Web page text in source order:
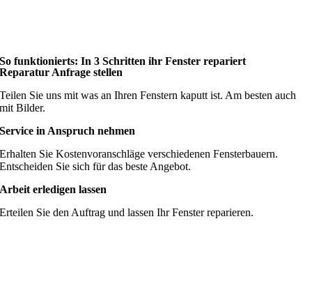
So funktionierts: In 3 Schritten ihr Fenster repariert
Reparatur Anfrage stellen
Teilen Sie uns mit was an Ihren Fenstern kaputt ist. Am besten auch
mit Bilder.
Service in Anspruch nehmen
Erhalten Sie Kostenvoranschläge verschiedenen Fensterbauern.
Entscheiden Sie sich für das beste Angebot.
Arbeit erledigen lassen
Erteilen Sie den Auftrag und lassen Ihr Fenster reparieren.